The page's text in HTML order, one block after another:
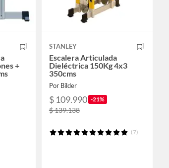
+
STANLEY
Escalera Articulada
Dieléctrica 150Kg 4x3
350cms
Por Bilder
$ 109.990 -21%
$ 139.138
(7)